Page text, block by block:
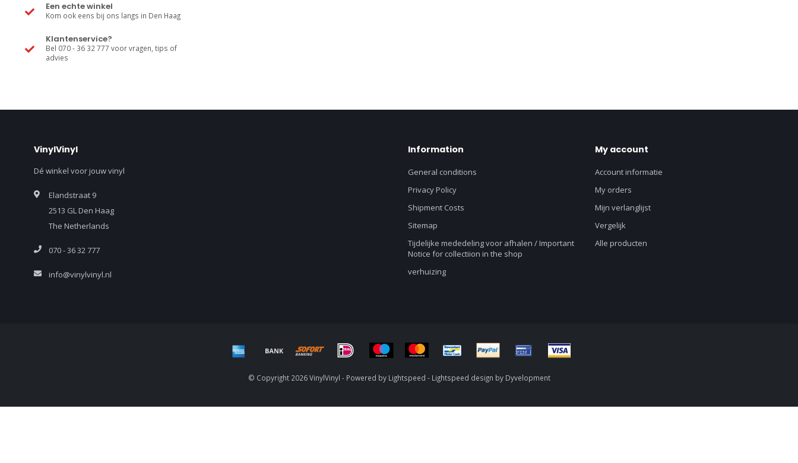
Een echte winkel
Kom ook eens bij ons langs in Den Haag
Klantenservice?
Bel 070 - 36 32 777 voor vragen, tips of
advies
VinylVinyl
Dé winkel voor jouw vinyl
Elandstraat 9
2513 GL Den Haag
The Netherlands
070 - 36 32 777
info@vinylvinyl.nl
Information
General conditions
Privacy Policy
Shipment Costs
Sitemap
Tijdelijke mededeling voor afhalen / Important
Notice for collectiion in the shop
verhuizing
My account
Account informatie
My orders
Mijn verlanglijst
Vergelijk
Alle producten
© Copyright 2026 VinylVinyl - Powered by Lightspeed - Lightspeed design by Dyvelopment